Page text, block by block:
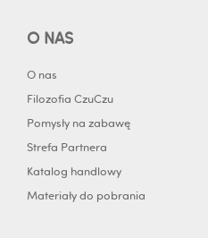
O NAS
O nas
Filozofia CzuCzu
Pomysły na zabawę
Strefa Partnera
Katalog handlowy
Materiały do pobrania